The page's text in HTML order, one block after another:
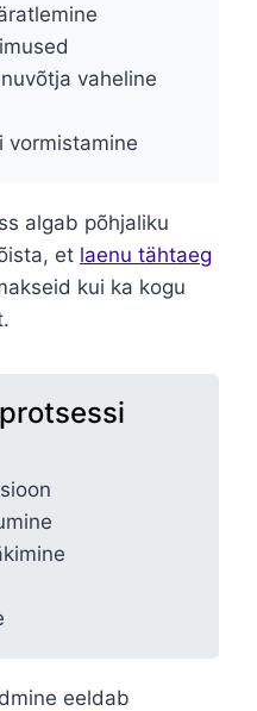
vaheline
vormistamine
algab põhjaliku
et laenu tähtaeg
kui ka kogu
eeldab